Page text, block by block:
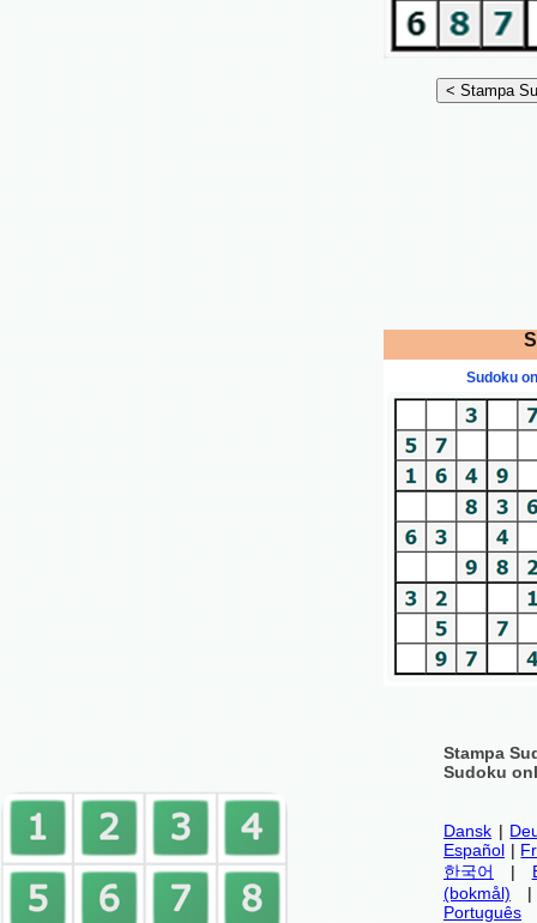
Sudoku
Stampa
Sudoku
Dansk |
Español |
한국어
|
(bokmål)
Português